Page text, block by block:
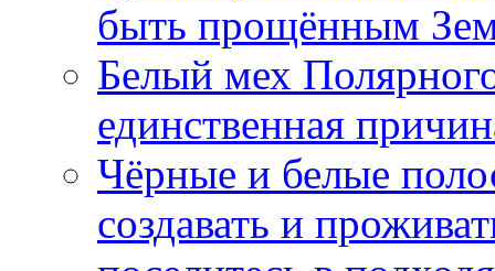
быть прощённым
Белый мех
единственная
Чёрные и белые
создавать и